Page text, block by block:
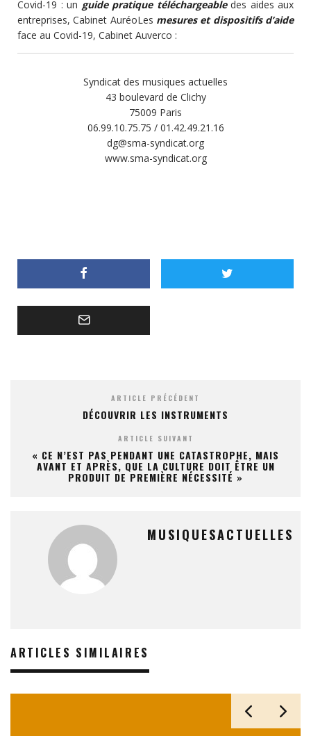
Covid-19 : un guide pratique téléchargeabledes aides aux
entreprises, Cabinet AuréoLes mesures et dispositifs d’aide
face au Covid-19, Cabinet Auverco :
Syndicat des musiques actuelles
43 boulevard de Clichy
75009 Paris
06.99.10.75.75 / 01.42.49.21.16
dg@sma-syndicat.org
www.sma-syndicat.org
ARTICLE PRÉCÉDENT
DÉCOUVRIR LES INSTRUMENTS
ARTICLE SUIVANT
« CE N’EST PAS PENDANT UNE CATASTROPHE, MAIS
AVANT ET APRÈS, QUE LA CULTURE DOIT ÊTRE UN
PRODUIT DE PREMIÈRE NÉCESSITÉ »
MUSIQUESACTUELLES
ARTICLES SIMILAIRES